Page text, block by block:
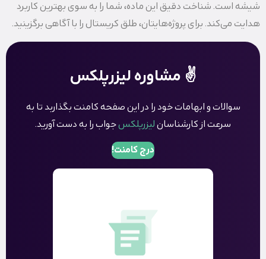
شیشه است. شناخت دقیق این ماده، شما را به سوی بهترین کاربرد
هدایت می‌کند. برای پروژه‌هایتان، طلق کریستال را با آگاهی برگزینید.
✌️ مشاوره لیزرپلکس
سوالات و ابهامات خود را در این صفحه کامنت بگذاربد تا به
سرعت از کارشناسانلیزرپلکسجواب را به دست آورید.
درج کامنت!